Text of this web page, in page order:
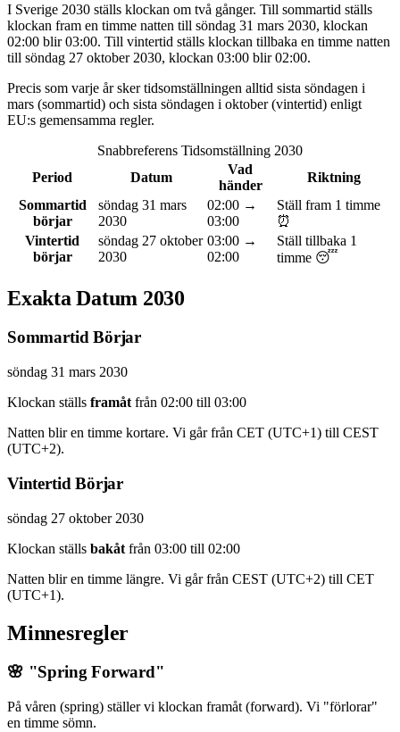
I Sverige 2030 ställs klockan om två gånger. Till sommartid ställs
klockan fram en timme natten till söndag 31 mars 2030, klockan
02:00 blir 03:00. Till vintertid ställs klockan tillbaka en timme natten
till söndag 27 oktober 2030, klockan 03:00 blir 02:00.
Precis som varje år sker tidsomställningen alltid sista söndagen i
mars (sommartid) och sista söndagen i oktober (vintertid) enligt
EU:s gemensamma regler.
Snabbreferens Tidsomställning 2030
Period
Datum
Vad
händer
Riktning
Sommartid
börjar
söndag 31 mars
2030
02:00 →
03:00
Ställ fram 1 timme
⏰
Vintertid
börjar
söndag 27 oktober
2030
03:00 →
02:00
Ställ tillbaka 1
timme 😴
Exakta Datum 2030
Sommartid Börjar
söndag 31 mars 2030
Klockan ställs framåt från 02:00 till 03:00
Natten blir en timme kortare. Vi går från CET (UTC+1) till CEST
(UTC+2).
Vintertid Börjar
söndag 27 oktober 2030
Klockan ställs bakåt från 03:00 till 02:00
Natten blir en timme längre. Vi går från CEST (UTC+2) till CET
(UTC+1).
Minnesregler
🌸 "Spring Forward"
På våren (spring) ställer vi klockan framåt (forward). Vi "förlorar"
en timme sömn.